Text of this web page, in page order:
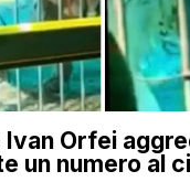
Orfei
un numero al